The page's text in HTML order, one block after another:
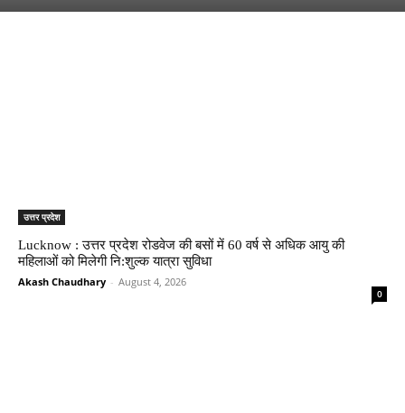
उत्तर प्रदेश
Lucknow : उत्तर प्रदेश रोडवेज की बसों में 60 वर्ष से अधिक आयु की
महिलाओं को मिलेगी नि:शुल्क यात्रा सुविधा
Akash Chaudhary - August 4, 2026
0